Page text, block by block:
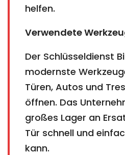
helfen.
Verwendete
Der Schlüsseldienst
modernste
Türen, Autos und
öffnen. Das
großes Lager an
Tür schnell und
kann.